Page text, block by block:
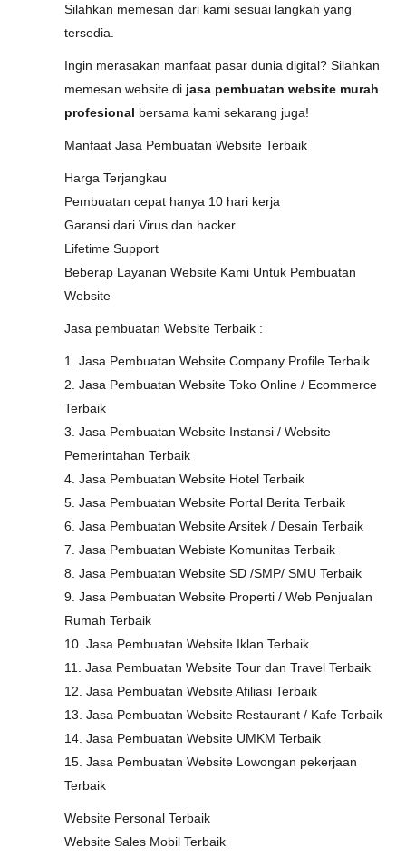
Silahkan memesan dari kami sesuai langkah yang
tersedia.
Ingin merasakan manfaat pasar dunia digital? Silahkan
memesan website di jasa pembuatan website murah
profesional bersama kami sekarang juga!
Manfaat Jasa Pembuatan Website Terbaik
Harga Terjangkau
Pembuatan cepat hanya 10 hari kerja
Garansi dari Virus dan hacker
Lifetime Support
Beberap Layanan Website Kami Untuk Pembuatan
Website
Jasa pembuatan Website Terbaik :
1. Jasa Pembuatan Website Company Profile Terbaik
2. Jasa Pembuatan Website Toko Online / Ecommerce
Terbaik
3. Jasa Pembuatan Website Instansi / Website
Pemerintahan Terbaik
4. Jasa Pembuatan Website Hotel Terbaik
5. Jasa Pembuatan Website Portal Berita Terbaik
6. Jasa Pembuatan Website Arsitek / Desain Terbaik
7. Jasa Pembuatan Webiste Komunitas Terbaik
8. Jasa Pembuatan Website SD /SMP/ SMU Terbaik
9. Jasa Pembuatan Website Properti / Web Penjualan
Rumah Terbaik
10. Jasa Pembuatan Website Iklan Terbaik
11. Jasa Pembuatan Website Tour dan Travel Terbaik
12. Jasa Pembuatan Website Afiliasi Terbaik
13. Jasa Pembuatan Website Restaurant / Kafe Terbaik
14. Jasa Pembuatan Website UMKM Terbaik
15. Jasa Pembuatan Website Lowongan pekerjaan
Terbaik
Website Personal Terbaik
Website Sales Mobil Terbaik